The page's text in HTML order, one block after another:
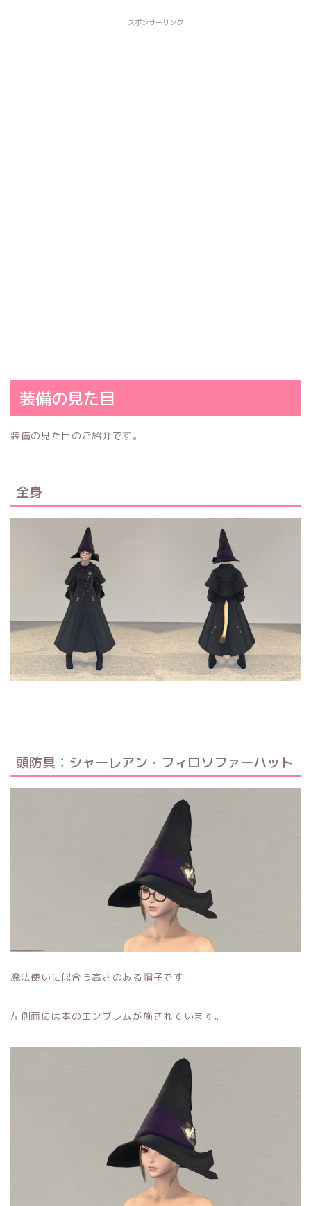
スポンサーリンク
装備の見た目
装備の見た目のご紹介です。
全身
頭防具：シャーレアン・フィロソファーハット
魔法使いに似合う高さのある帽子です。
左側面には本のエンブレムが施されています。